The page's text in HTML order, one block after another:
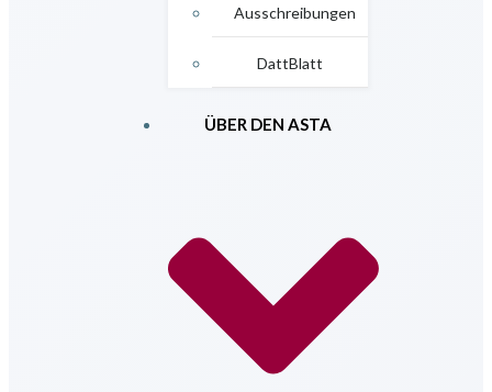
Ausschreibungen
DattBlatt
ÜBER DEN ASTA